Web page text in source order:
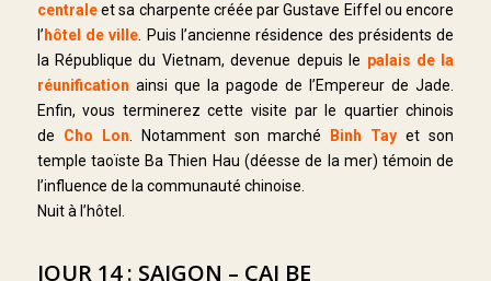
centraleet sa charpente créée par Gustave Eiffel ou encore
l’ hôtel de ville . Puis l’ancienne résidence des présidents de
la République du Vietnam, devenue depuis le palais de la
réunification ainsi que la pagode de l’Empereur de Jade.
Enfin, vous terminerez cette visite par le quartier chinois
de Cho Lon . Notamment son marché Binh Tay et son
temple taoïste Ba Thien Hau (déesse de la mer) témoin de
l’influence de la communauté chinoise.
Nuit à l’hôtel.
JOUR 14 : SAIGON – CAI BE